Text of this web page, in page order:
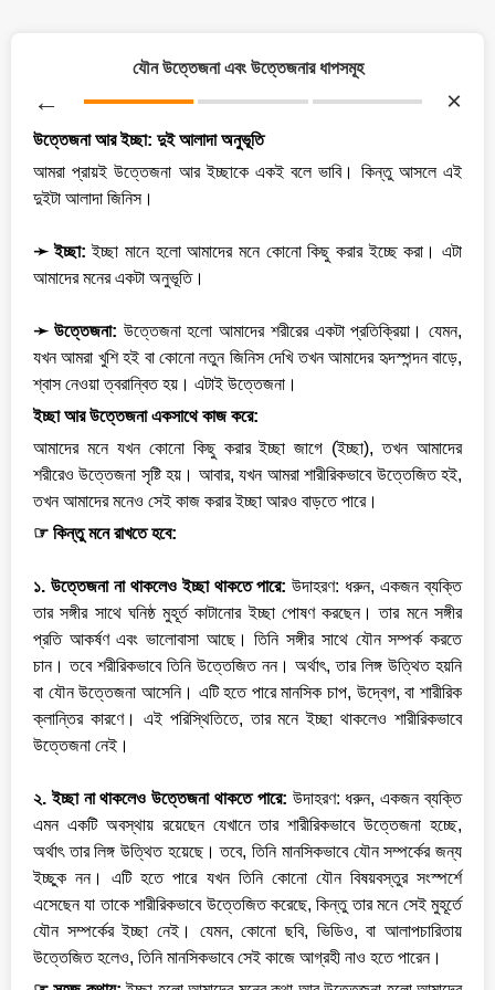
যৌন উত্তেজনা এবং উত্তেজনার ধাপসমূহ
← ×
উত্তেজনা আর ইচ্ছা: দুই আলাদা অনুভূতি
আমরা প্রায়ই উত্তেজনা আর ইচ্ছাকে একই বলে ভাবি। কিন্তু আসলে এই
দুইটা আলাদা জিনিস।
➛ ইচ্ছা: ইচ্ছা মানে হলো আমাদের মনে কোনো কিছু করার ইচ্ছে করা। এটা
আমাদের মনের একটা অনুভূতি।
➛ উত্তেজনা: উত্তেজনা হলো আমাদের শরীরের একটা প্রতিক্রিয়া। যেমন,
যখন আমরা খুশি হই বা কোনো নতুন জিনিস দেখি তখন আমাদের হৃদস্পন্দন বাড়ে,
ইচ্ছা আর উত্তেজনা একসাথে কাজ করে:
আমাদের মনে যখন কোনো কিছু করার ইচ্ছা জাগে (ইচ্ছা), তখন আমাদের
শরীরেও উত্তেজনা সৃষ্টি হয়। আবার, যখন আমরা শারীরিকভাবে উত্তেজিত হই,
তখন আমাদের মনেও সেই কাজ করার ইচ্ছা আরও বাড়তে পারে।
☞ কিন্তু মনে রাখতে হবে:
১. উত্তেজনা না থাকলেও ইচ্ছা থাকতে পারে: উদাহরণ: ধরুন, একজন ব্যক্তি
তার সঙ্গীর সাথে ঘনিষ্ঠ মুহূর্ত কাটানোর ইচ্ছা পোষণ করছেন। তার মনে সঙ্গীর
প্রতি আকর্ষণ এবং ভালোবাসা আছে। তিনি সঙ্গীর সাথে যৌন সম্পর্ক করতে
চান। তবে শরীরিকভাবে তিনি উত্তেজিত নন। অর্থাৎ, তার লিঙ্গ উত্থিত হয়নি
বা যৌন উত্তেজনা আসেনি। এটি হতে পারে মানসিক চাপ, উদ্বেগ, বা শারীরিক
ক্লান্তির কারণে। এই পরিস্থিতিতে, তার মনে ইচ্ছা থাকলেও শারীরিকভাবে
উত্তেজনা নেই।
২. ইচ্ছা না থাকলেও উত্তেজনা থাকতে পারে: উদাহরণ: ধরুন, একজন ব্যক্তি
এমন একটি অবস্থায় রয়েছেন যেখানে তার শারীরিকভাবে উত্তেজনা হচ্ছে,
অর্থাৎ তার লিঙ্গ উত্থিত হয়েছে। তবে, তিনি মানসিকভাবে যৌন সম্পর্কের জন্য
ইচ্ছুক নন। এটি হতে পারে যখন তিনি কোনো যৌন বিষয়বস্তুর সংস্পর্শে
এসেছেন যা তাকে শারীরিকভাবে উত্তেজিত করেছে, কিন্তু তার মনে সেই মুহূর্তে
যৌন সম্পর্কের ইচ্ছা নেই। যেমন, কোনো ছবি, ভিডিও, বা আলাপচারিতায়